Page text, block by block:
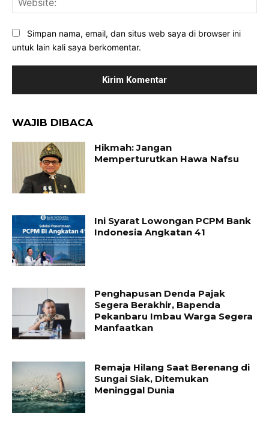
Simpan nama, email, dan situs web saya di browser ini
untuk lain kali saya berkomentar.
WAJIB DIBACA
Hikmah: Jangan
Memperturutkan Hawa Nafsu
Ini Syarat Lowongan PCPM Bank
Indonesia Angkatan 41
Penghapusan Denda Pajak
Segera Berakhir, Bapenda
Pekanbaru Imbau Warga Segera
Manfaatkan
Remaja Hilang Saat Berenang di
Sungai Siak, Ditemukan
Meninggal Dunia